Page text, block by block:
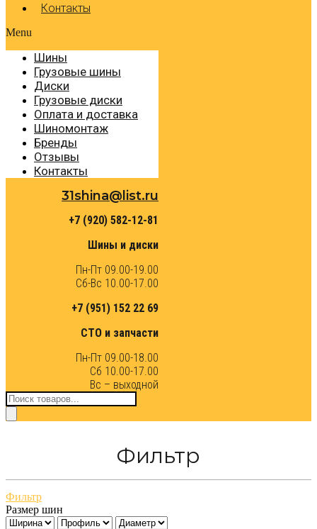
Контакты
Menu
Шины
Грузовые шины
Диски
Грузовые диски
Оплата и доставка
Шиномонтаж
Бренды
Отзывы
Контакты
31shina@list.ru
+7 (920) 582-12-81
Шины и диски
Пн-Пт 09.00-19.00
Сб-Вс 10.00-17.00
+7 (951) 152 22 69
СТО и запчасти
Пн-Пт 09.00-18.00
Сб 10.00-17.00
Вс – выходной
Поиск
товаров
Фильтр
Фильтр
Размер шин